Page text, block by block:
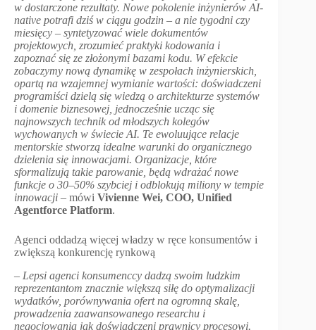
w dostarczone rezultaty. Nowe pokolenie inżynierów AI-
native potrafi dziś w ciągu godzin – a nie tygodni czy
miesięcy – syntetyzować wiele dokumentów
projektowych, zrozumieć praktyki kodowania i
zapoznać się ze złożonymi bazami kodu. W efekcie
zobaczymy nową dynamikę w zespołach inżynierskich,
opartą na wzajemnej wymianie wartości: doświadczeni
programiści dzielą się wiedzą o architekturze systemów
i domenie biznesowej, jednocześnie ucząc się
najnowszych technik od młodszych kolegów
wychowanych w świecie AI. Te ewoluujące relacje
mentorskie stworzą idealne warunki do organicznego
dzielenia się innowacjami. Organizacje, które
sformalizują takie parowanie, będą wdrażać nowe
funkcje o 30–50% szybciej i odblokują miliony w tempie
innowacji – mówi Vivienne Wei, COO, Unified
Agentforce Platform.
Agenci oddadzą więcej władzy w ręce konsumentów i
zwiększą konkurencję rynkową
– Lepsi agenci konsumenccy dadzą swoim ludzkim
reprezentantom znacznie większą siłę do optymalizacji
wydatków, porównywania ofert na ogromną skalę,
prowadzenia zaawansowanego researchu i
negocjowania jak doświadczeni prawnicy procesowi.